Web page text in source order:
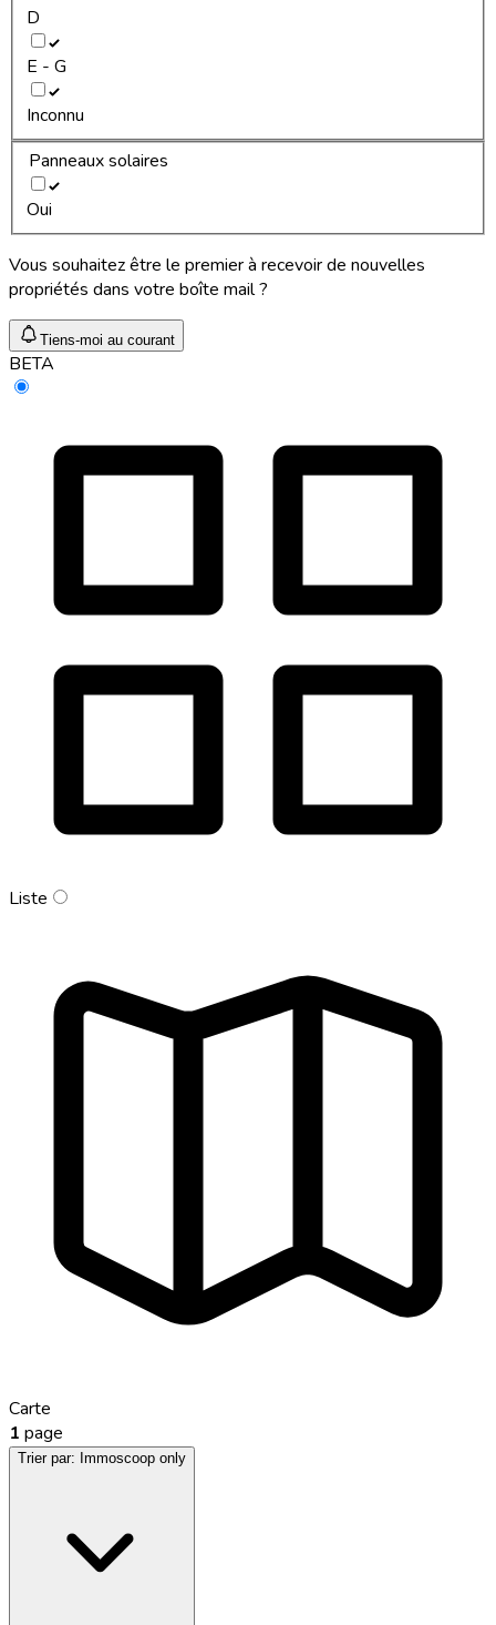
D
E - G
Inconnu
Panneaux solaires
Oui
Vous souhaitez être le premier à recevoir de nouvelles
propriétés dans votre boîte mail ?
Tiens-moi au courant
BETA
Liste
Carte
1 page
Trier par: Immoscoop only